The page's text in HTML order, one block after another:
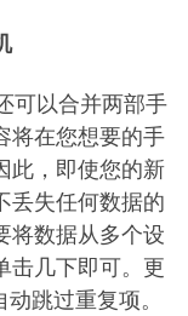
可以合并两部手
将在您想要的手
此，即使您的新
丢失任何数据的
将数据从多个设
击几下即可。更
跳过重复项。